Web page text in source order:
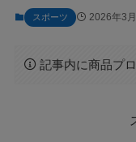
スポーツ 2026年3
記事内に商品プ